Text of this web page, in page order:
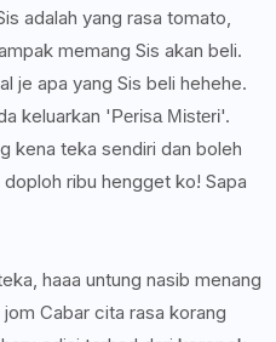
adalah yang rasa tomato,
memang Sis akan beli.
je apa yang Sis beli hehehe.
keluarkan 'Perisa Misteri'.
kena teka sendiri dan boleh
ribu hengget ko! Sapa
haaa untung nasib menang
Cabar cita rasa korang